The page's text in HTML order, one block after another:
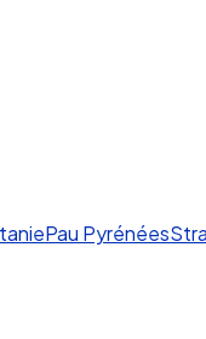
Pau Pyrénées